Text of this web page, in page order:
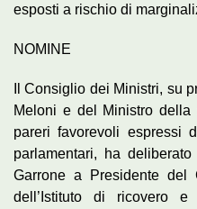
esposti a rischio di
NOMINE
Il Consiglio dei Ministri, su
Meloni e del Ministro
pareri favorevoli espressi
parlamentari, ha
Garrone a Presidente del
dell’Istituto di ricovero